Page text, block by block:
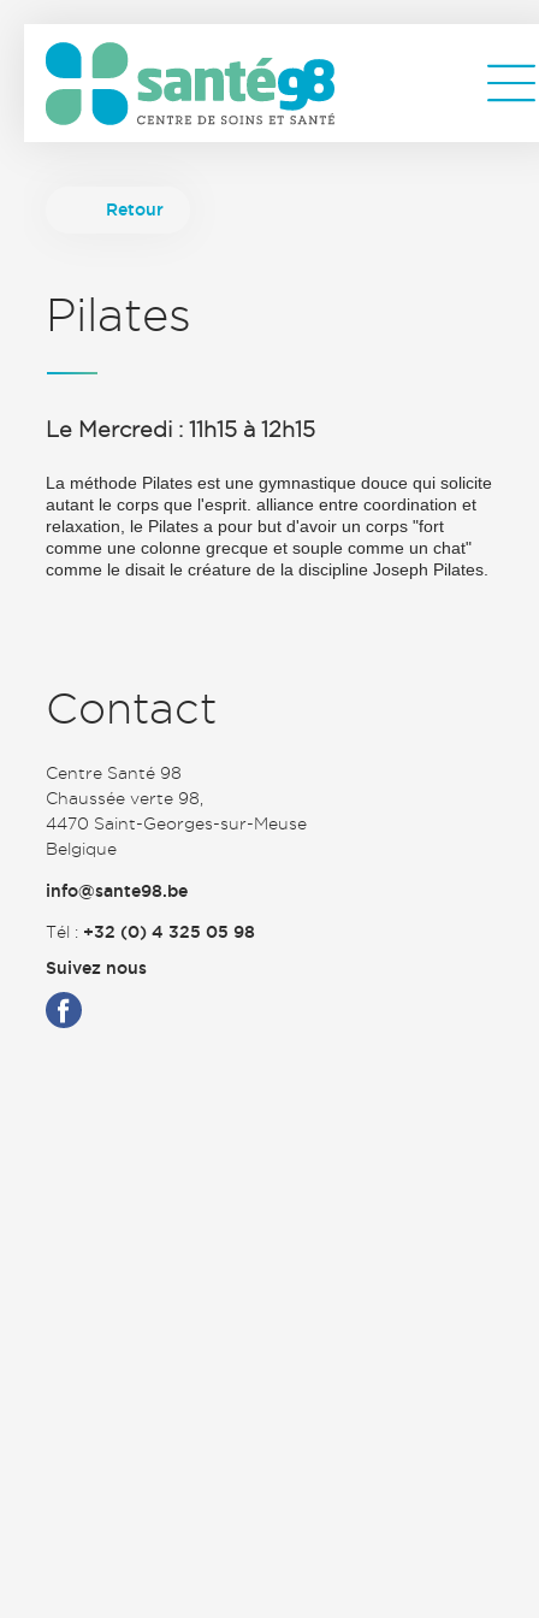
Retour
Pilates
Le Mercredi : 11h15 à 12h15
La méthode Pilates est une gymnastique douce qui solicite
autant le corps que l'esprit. alliance entre coordination et
relaxation, le Pilates a pour but d'avoir un corps "fort
comme une colonne grecque et souple comme un chat"
comme le disait le créature de la discipline Joseph Pilates.
Contact
Centre Santé 98
Chaussée verte 98,
4470 Saint-Georges-sur-Meuse
Belgique
info@sante98.be
Tél : +32 (0) 4 325 05 98
Suivez nous